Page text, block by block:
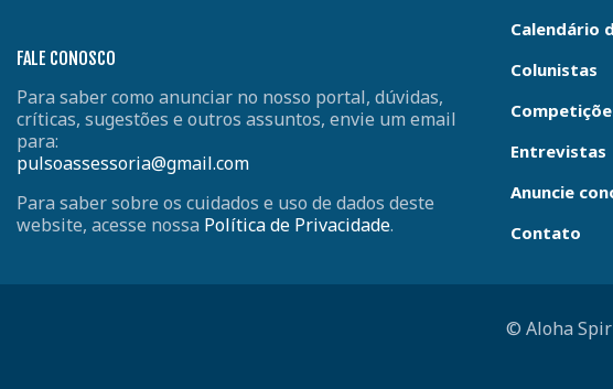
FALE CONOSCO
Para saber como anunciar no nosso portal, dúvidas,
críticas, sugestões e outros assuntos, envie um email
para:
pulsoassessoria@gmail.com
Para saber sobre os cuidados e uso de dados deste
website, acesse nossa Política de Privacidade.
Calendário
Colunistas
Entrevistas
Anuncie
Contato
© Aloha